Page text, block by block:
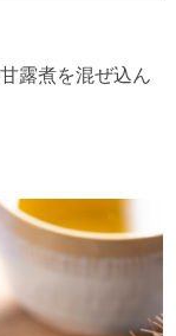
露煮を混ぜ込ん